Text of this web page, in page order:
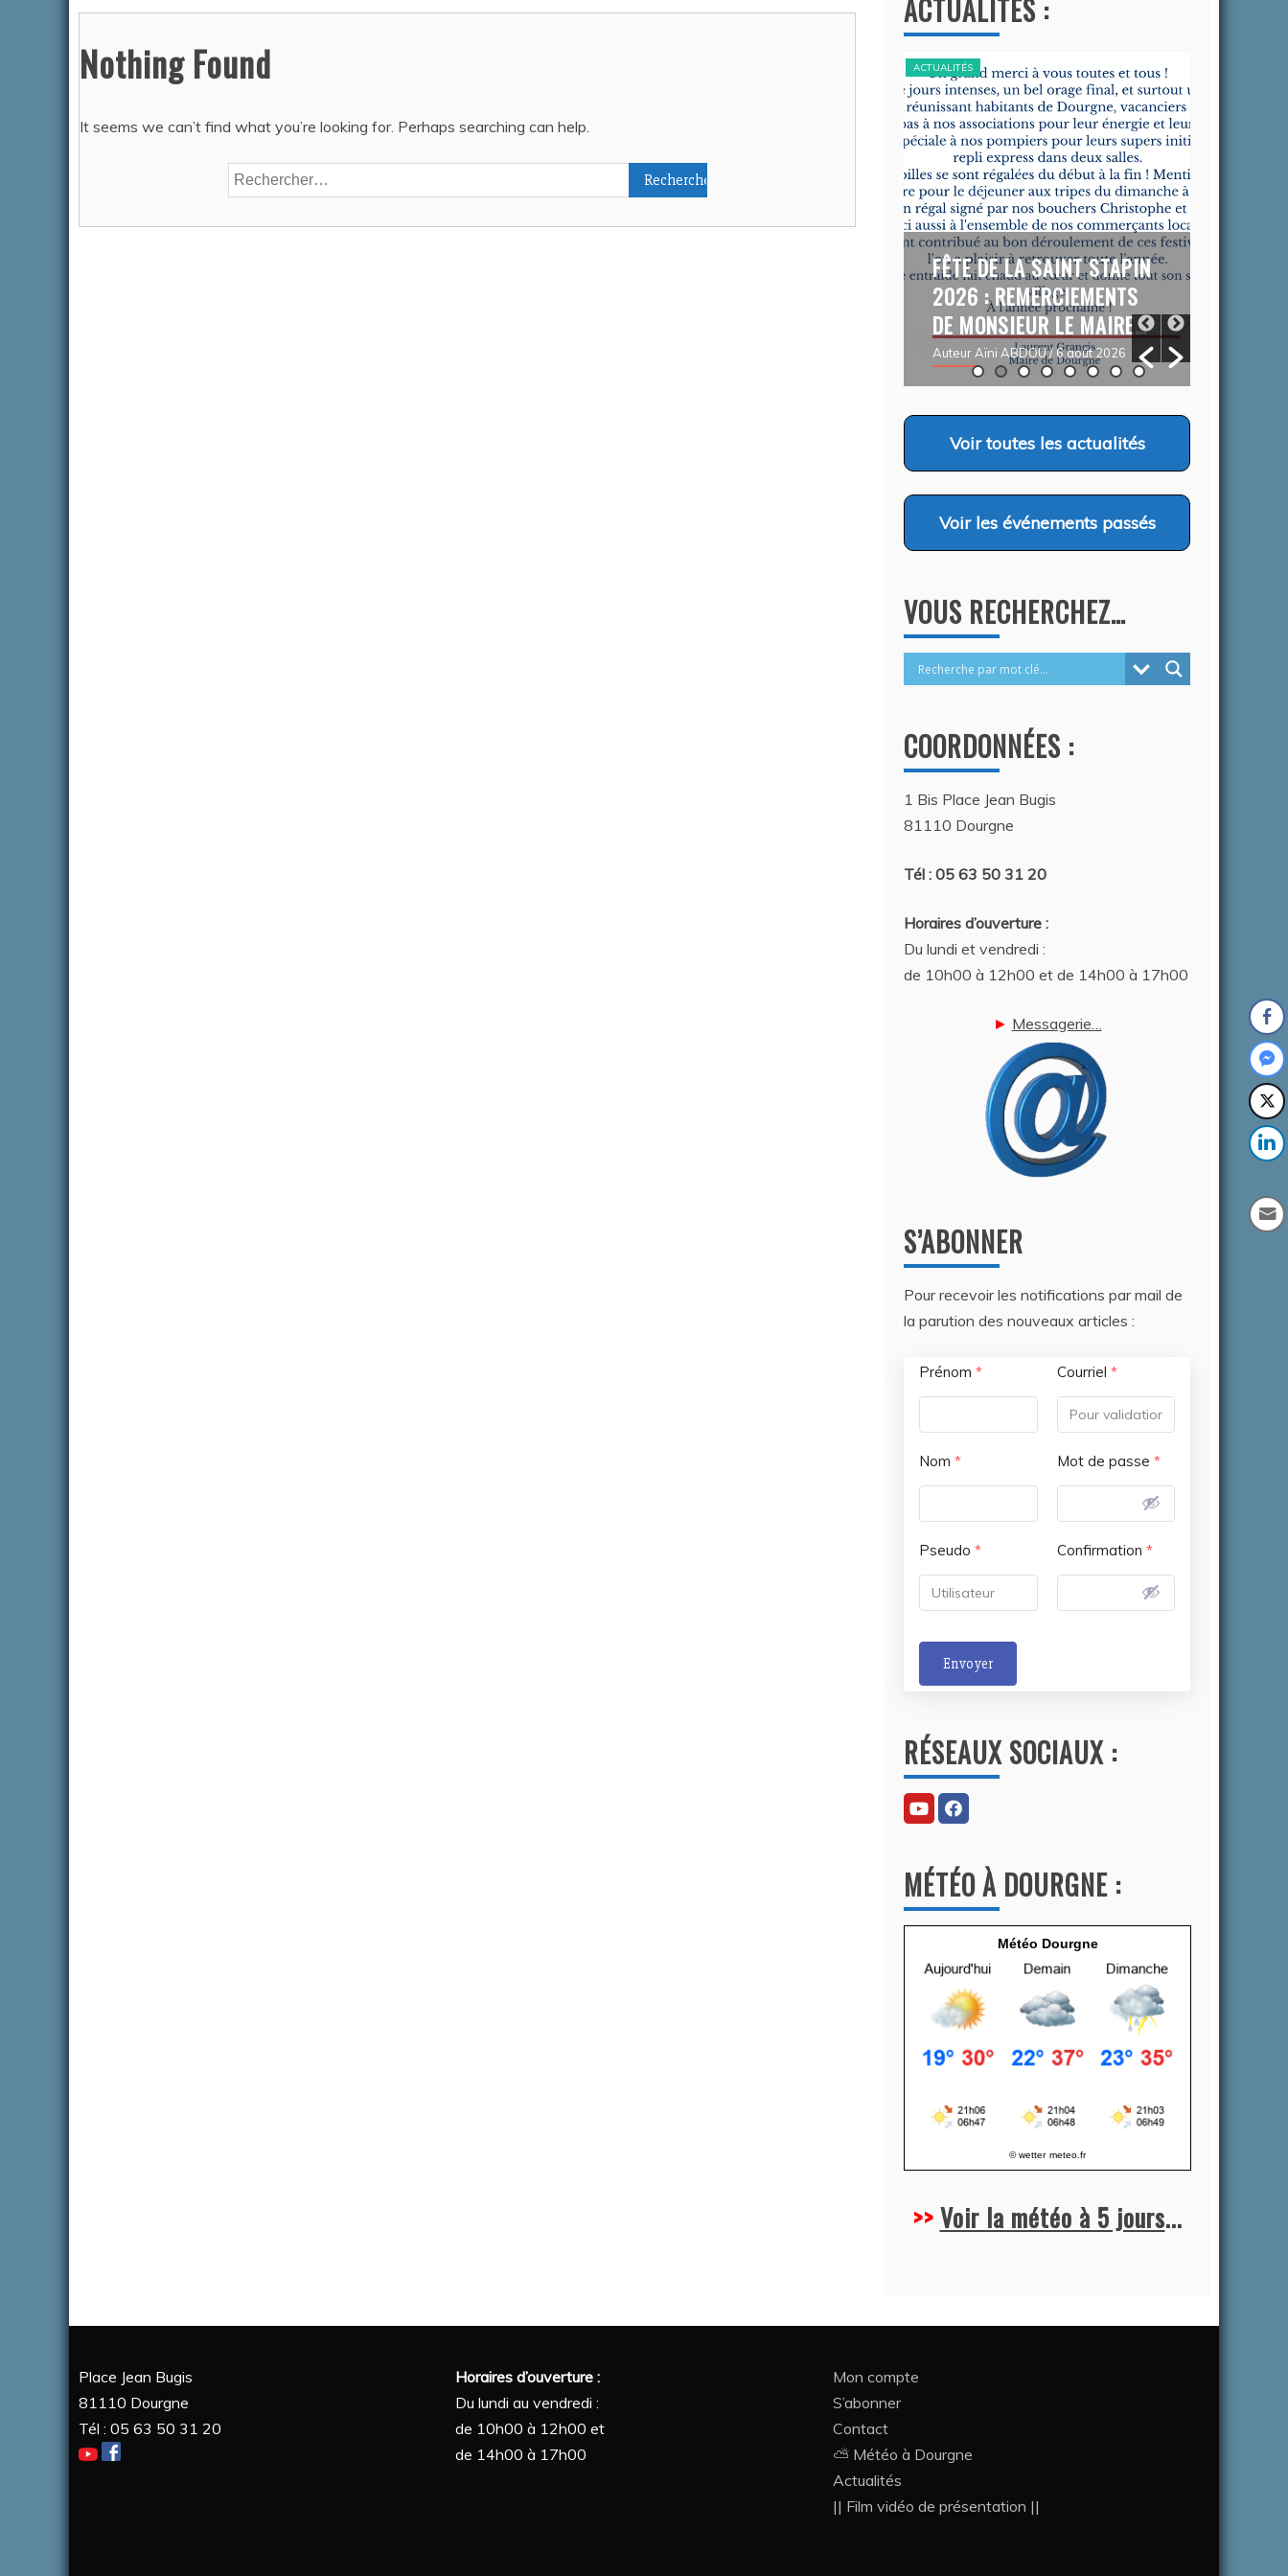
Nothing Found
It seems we can’t find what you’re looking for. Perhaps searching can help.
Rechercher :
ACTUALITÉS :
ACTUALITÉS
FÊTE DE LA SAINT STAPIN
2026 : REMERCIEMENTS
DE MONSIEUR LE MAIRE…
Auteur Aïni ABDOU/ 6 août 2026
Voirtoutes les actualités
Voir les événements passés
VOUS RECHERCHEZ…
COORDONNÉES :
1 Bis Place Jean Bugis
81110 Dourgne
Tél : 05 63 50 31 20
Horaires d’ouverture :
Du lundi et vendredi :
de 10h00 à 12h00 et de 14h00 à 17h00
► Messagerie…
S’ABONNER
Pour recevoir les notifications par mail de
la parution des nouveaux articles :
Prénom *
Nom *
Pseudo *
Courriel *
Mot de passe *
Confirmation *
Envoyer
t
e
r
n
t
i
v
RÉSEAUX SOCIAUX :
MÉTÉO À DOURGNE :
Météo Dourgne
© wetter meteo.fr
>>Voir la météo à 5 jours...
Place Jean Bugis
81110 Dourgne
Tél : 05 63 50 31 20
Horaires d’ouverture :
Du lundi au vendredi :
de 10h00 à 12h00 et
de 14h00 à 17h00
Mon compte
S’abonner
Contact
⛅ Météo à Dourgne
Actualités
|| Film vidéo de présentation ||